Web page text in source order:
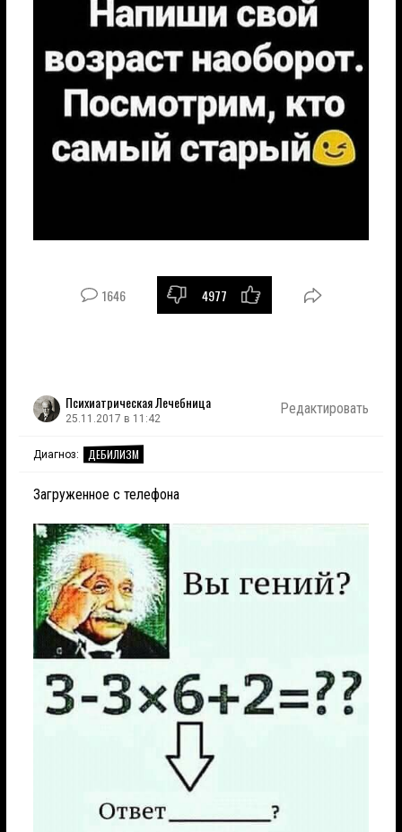
1646 4977
Психиатрическая Лечебница
25.11.2017 в 11:42
Редактировать
Диагноз: ДЕБИЛИЗМ
Загруженное с телефона